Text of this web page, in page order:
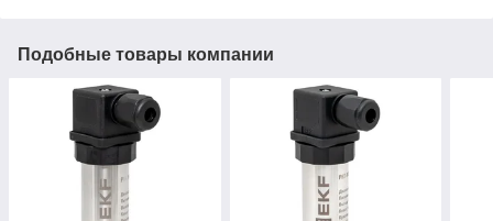
Подобные товары компании